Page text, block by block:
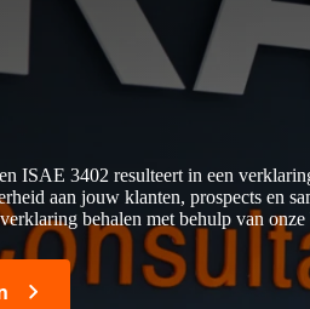
ISAE 3402 resulteert in een
aan jouw klanten, prospects en
behalen met behulp van onze